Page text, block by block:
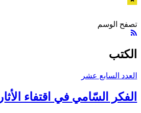
تصفح الوسم
الكتب
العدد السابع عشر
الفكر السّامي في اقتفاء